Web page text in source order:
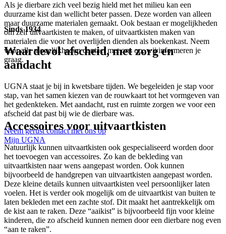
Als je dierbare zich veel bezig hield met het milieu kan een
duurzame kist dan wellicht beter passen. Deze worden van alleen
maar duurzame materialen gemaakt. Ook bestaan er mogelijkheden
om zelf uitvaartkisten te maken, of uitvaartkisten maken van
materialen die voor het overlijden dienden als boekenkast. Neem
voor alle mogelijkheden contact met ons op, wij informeren je
graag.
Sinds 1934
Waardevol afscheid, met zorg en
aandacht
UGNA staat je bij in kwetsbare tijden. We begeleiden je stap voor
stap, van het samen kiezen van de rouwkaart tot het vormgeven van
het gedenkteken. Met aandacht, rust en ruimte zorgen we voor een
afscheid dat past bij wie de dierbare was.
Neem gerust contact met ons op
Mijn UGNA
Accessoires voor uitvaartkisten
Natuurlijk kunnen uitvaartkisten ook gespecialiseerd worden door
het toevoegen van accessoires. Zo kan de bekleding van
uitvaartkisten naar wens aangepast worden. Ook kunnen
bijvoorbeeld de handgrepen van uitvaartkisten aangepast worden.
Deze kleine details kunnen uitvaartkisten veel persoonlijker laten
voelen. Het is verder ook mogelijk om de uitvaartkist van buiten te
laten bekleden met een zachte stof. Dit maakt het aantrekkelijk om
de kist aan te raken. Deze “aaikist” is bijvoorbeeld fijn voor kleine
kinderen, die zo afscheid kunnen nemen door een dierbare nog even
“aan te raken”.